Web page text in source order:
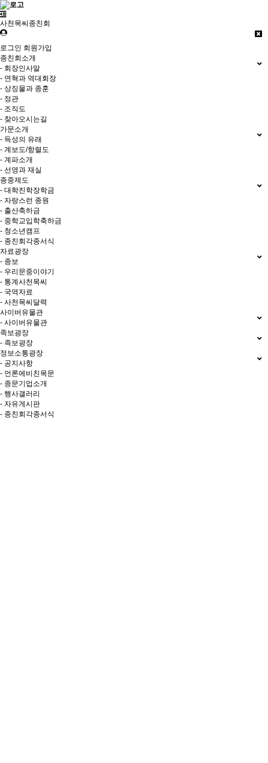
사천목씨종친회
로그인 회원가입
종친회소개
- 회장인사말
- 연혁과 역대회장
- 상징물과 종훈
- 정관
- 조직도
- 찾아오시는길
가문소개
- 득성의 유래
- 계보도/항렬도
- 계파소개
- 선영과 재실
종중제도
- 대학진학장학금
- 자랑스런 종원
- 출산축하금
- 중학교입학축하금
- 청소년캠프
- 종친회각종서식
자료광장
- 종보
- 우리문중이야기
- 통계사천목씨
- 국역자료
- 사천목씨달력
사이버유물관
- 사이버유물관
족보광장
- 족보광장
정보소통광장
- 공지사항
- 언론에비친목문
- 종문기업소개
- 행사갤러리
- 자유게시판
- 종친회각종서식